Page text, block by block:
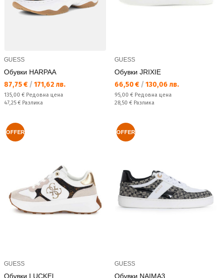
GUESS
Обувки HARPAA
Текуща цена:
87,75 € / 171,62 лв.
Редовна цена:
135,00 € Редовна цена
Спестявате:
47,25 € Разлика
GUESS
Обувки JRIXIE
Текуща цена:
66,50 € / 130,06 лв.
Редовна цена:
95,00 € Редовна цена
Спестявате:
28,50 € Разлика
OFFER
GUESS
Обувки LUCKEI
OFFER
GUESS
Обувки NAIMA3